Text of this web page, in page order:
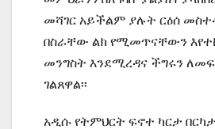
መሻገር አይችልም ያሉት ርዕሰ
በስራቸው ልክ የሚመጥናቸውን
መንግስት እንደሚረዳና ችግሩን
ገልጸዋል፡፡
አዲሱ የትምህርት ፍኖተ ካርታ